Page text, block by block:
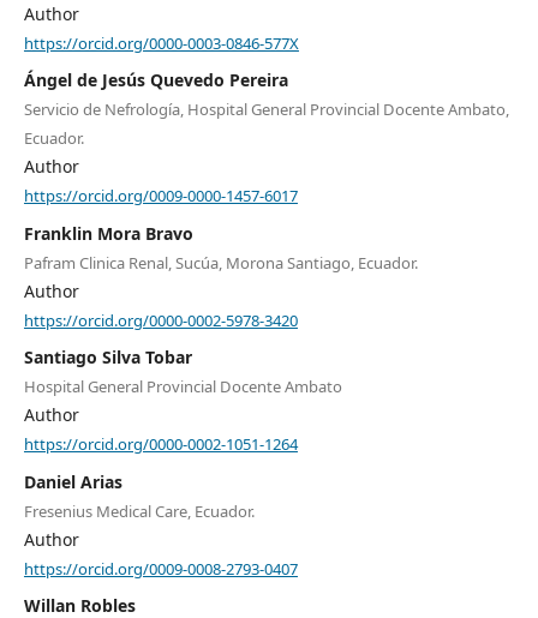
Author
https://orcid.org/0000-0003-0846-577X
Ángel de Jesús Quevedo Pereira
Servicio de Nefrología, Hospital General Provincial Docente Ambato,
Ecuador.
Author
https://orcid.org/0009-0000-1457-6017
Franklin Mora Bravo
Pafram Clinica Renal, Sucúa, Morona Santiago, Ecuador.
Author
https://orcid.org/0000-0002-5978-3420
Santiago Silva Tobar
Hospital General Provincial Docente Ambato
Author
https://orcid.org/0000-0002-1051-1264
Daniel Arias
Fresenius Medical Care, Ecuador.
Author
https://orcid.org/0009-0008-2793-0407
Willan Robles